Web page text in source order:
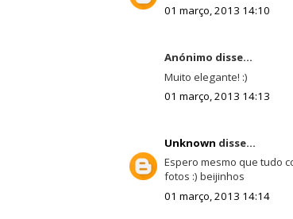
01 março, 2013 14:10
Anónimo disse...
Muito elegante! :)
01 março, 2013 14:13
Unknown disse...
Espero mesmo que tudo
fotos :) beijinhos
01 março, 2013 14:14